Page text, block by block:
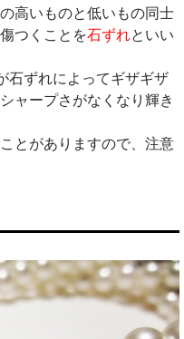
高いものと低いもの同士
つくことを石ずれといい
石ずれによってギザギザ
ャープさがなくなり輝き
とがありますので、注意